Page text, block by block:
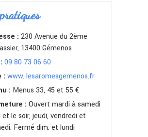
: 230 Avenue du 2ème
13400 Gémenos
09 80 73 06 60
: www. lesaromesgemenos.fr
: Menus 33, 45 et 55 €
: Ouvert mardi à samedi
et le soir, jeudi, vendredi et
Fermé dim. et lundi